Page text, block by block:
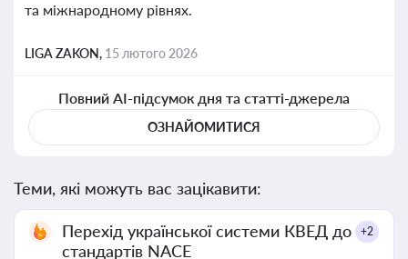
та міжнародному рівнях.
LIGA ZAKON, 15 лютого 2026
Повний AI-підсумок дня та статті-джерела
ОЗНАЙОМИТИСЯ
Теми, які можуть вас зацікавити:
Перехід української системи КВЕД до
стандартів NACE
+2